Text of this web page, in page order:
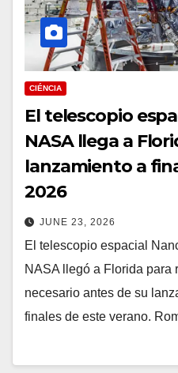
CIÉNCIA
El telescopio
NASA llega a
lanzamiento a
2026
JUNE 23, 2026
El telescopio espacial
NASA llegó a Florida para
necesario antes de su
finales de este verano.